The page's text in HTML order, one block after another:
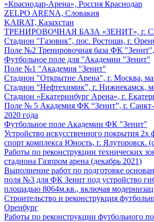
«Краснодар-Арена», Россия Краснодар
ZELPO ARENA, Словакия
KAIRAT, Казахстан
ТРЕНИРОВОЧНАЯ БАЗА «ЗЕНИТ», г.
Стадион "Газовик", пос. Ростоши, г.
Поле №2 Тренировочная база ФК "Зенит",
Футбольное поле для "Академии "Зенит"
Поле №1 "Академия "Зенит"
Стадион "Открытие Арена", г. Москва,
Стадион “Нефтехимик”, г. Нижнекамск,
Стадион «Екатеринбург Арена», г.
Поле № 5 Академия ФК “Зенит”, г.
2020 года
Футбольное поле Академии ФК "Зенит"
Устройство искусственного покрытия 2х
спорт комплекса Юность, г. Ялуторовск.
Работы по реконструкции технических
стадиона Газпром арена (декабрь 2021)
Выполнение работ по подготовке
поля №3 для ФК Зенит под устройство
площадью 8064м.кв., включая
Строительство и реконструкция
Оренбург
Работы по реконструкции футбольного